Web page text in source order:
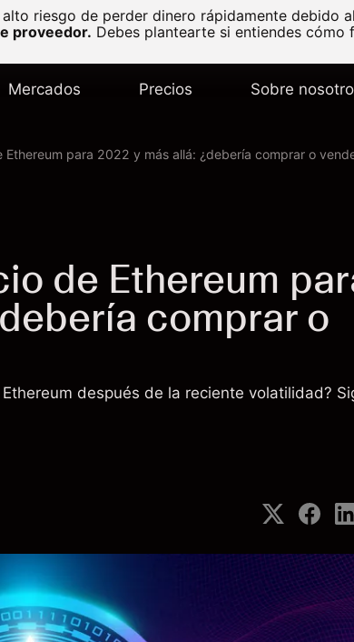
riesgo de perder dinero rápidamente debido
proveedor. Debes plantearte si entiendes cómo
Mercados Precios Sobre
para 2022 y más allá: ¿debería comprar o
de Ethereum
comprar o
después de la reciente volatilidad?